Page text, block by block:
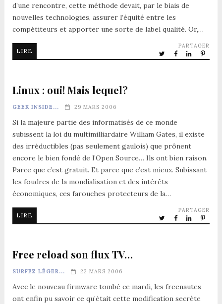
d’une rencontre, cette méthode devait, par le biais de
nouvelles technologies, assurer l’équité entre les
compétiteurs et apporter une sorte de label qualité. Or,…
LIRE
PARTAGER
Linux : oui! Mais lequel?
GEEK INSIDE... 29 MARS 2006
Si la majeure partie des informatisés de ce monde
subissent la loi du multimilliardaire William Gates, il existe
des irréductibles (pas seulement gaulois) que prônent
encore le bien fondé de l’Open Source… Ils ont bien raison.
Parce que c’est gratuit. Et parce que c’est mieux. Subissant
les foudres de la mondialisation et des intérêts
économiques, ces farouches protecteurs de la…
LIRE
PARTAGER
Free reload son flux TV…
SURFEZ LÉGER... 22 MARS 2006
Avec le nouveau firmware tombé ce mardi, les freenautes
ont enfin pu savoir ce qu’était cette modification secrète